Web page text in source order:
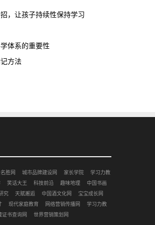
，让孩子持续性保持学习
体系的重要性
方法
胜网 城市品牌建设网 家长学院
学习力教
笑话大王 科技前沿 趣味地理
中国书画
究 天赋邂逅 中国酒文化网
宝宝成长网
现代家庭教育 网络营销传播网
学习力教
证书查询网 世界营销策划网